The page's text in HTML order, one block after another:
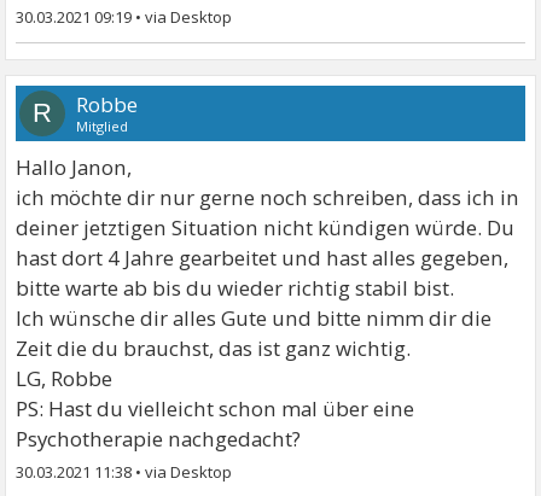
30.03.2021 09:19 •
R Robbe
Mitglied
Hallo Janon,
ich möchte dir nur gerne noch schreiben, dass ich in
deiner jetztigen Situation nicht kündigen würde. Du
hast dort 4 Jahre gearbeitet und hast alles gegeben,
bitte warte ab bis du wieder richtig stabil bist.
Ich wünsche dir alles Gute und bitte nimm dir die
Zeit die du brauchst, das ist ganz wichtig.
LG, Robbe
PS: Hast du vielleicht schon mal über eine
Psychotherapie nachgedacht?
30.03.2021 11:38 •